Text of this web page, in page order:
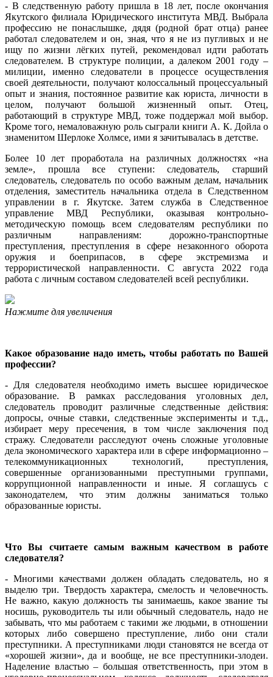
- В следственную работу пришла в 18 лет, после окончания
Якутского филиала Юридического института МВД. Выбрала
профессию не понаслышке, дядя (родной брат отца) ранее
работал следователем и он, зная, что я не из пугливых и не
ищу по жизни лёгких путей, рекомендовал идти работать
следователем. В структуре полиции, а далеком 2001 году –
милиции, именно следователи в процессе осуществления
своей деятельности, получают колоссальный процессуальный
опыт и знания, постоянное развитие как юриста, личности в
целом, получают большой жизненный опыт. Отец,
работающий в структуре МВД, тоже поддержал мой выбор.
Кроме того, немаловажную роль сыграли книги А. К. Дойла о
знаменитом Шерлоке Холмсе, ими я зачитывалась в детстве.
Более 10 лет проработала на различных должностях «на
земле», прошла все ступени: следователь, старший
следователь, следователь по особо важным делам, начальник
отделения, заместитель начальника отдела в Следственном
управлении в г. Якутске. Затем служба в Следственное
управление МВД Республики, оказывая контрольно-
методическую помощь всем следователям республики по
различным направлениям: дорожно-транспортные
преступления, преступления в сфере незаконного оборота
оружия и боеприпасов, в сфере экстремизма и
террористической направленности. С августа 2022 года
работа с личным составом следователей всей республики.
Нажмите для увеличения
Какое образование надо иметь, чтобы работать по Вашей
профессии?
- Для следователя необходимо иметь высшее юридическое
образование. В рамках расследования уголовных дел,
следователь проводит различные следственные действия:
допросы, очные ставки, следственные эксперименты и т.д.,
избирает меру пресечения, в том числе заключения под
стражу. Следователи расследуют очень сложные уголовные
дела экономического характера или в сфере информационно –
телекоммуникационных технологий, преступления,
совершенные организованными преступными группами,
коррупционной направленности и иные. Я соглашусь с
законодателем, что этим должны заниматься только
образованные юристы.
Что Вы считаете самым важным качеством в работе
следователя?
- Многими качествами должен обладать следователь, но я
выделю три. Твердость характера, смелость и человечность.
Не важно, какую должность ты занимаешь, какое звание ты
носишь, руководитель ты или обычный следователь, надо не
забывать, что мы работаем с такими же людьми, в отношении
которых либо совершено преступление, либо они стали
преступники. А преступниками люди становятся не всегда от
«хорошей жизни», да и вообще, не все преступники-злодеи.
Наделение властью – большая ответственность, при этом в